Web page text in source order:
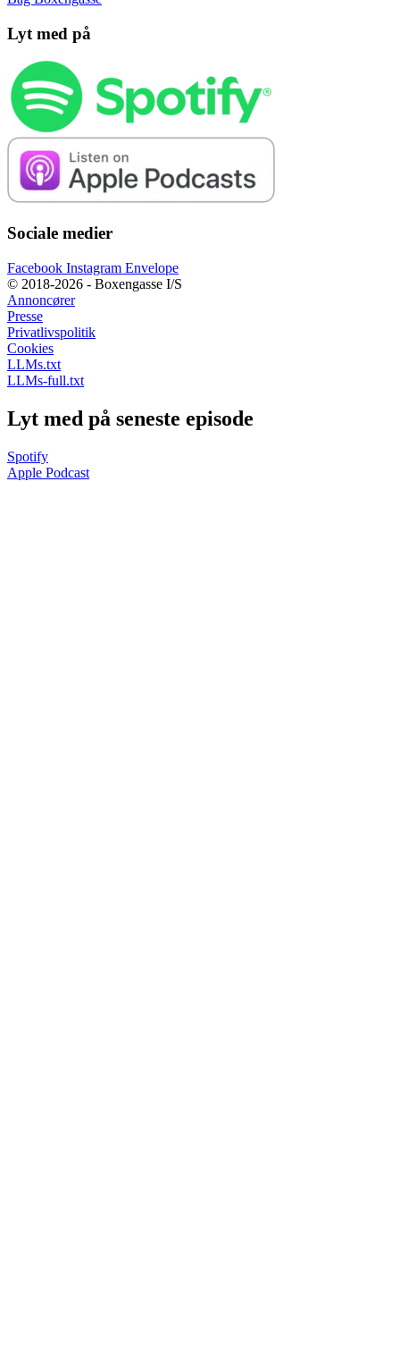
Lyt med på
Sociale medier
Facebook Instagram Envelope
© 2018-2026 - Boxengasse I/S
Annoncører
Presse
Privatlivspolitik
Cookies
LLMs.txt
LLMs-full.txt
Lyt med på seneste episode
Spotify
Apple Podcast